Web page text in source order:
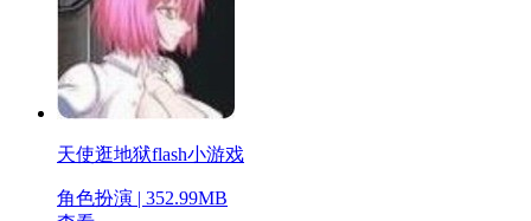
天使逛地狱flash小游戏
角色扮演 | 352.99MB